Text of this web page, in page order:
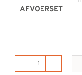
AFVOERSET
B